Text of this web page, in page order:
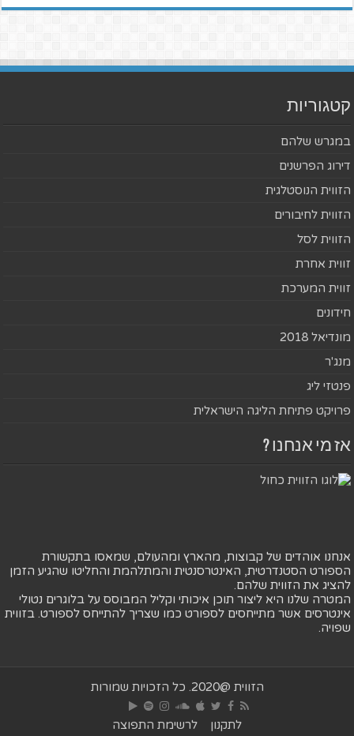
קטגוריות
במגרש שלהם
דירוג הפרשנים
הזווית הנוסטלגית
הזווית לחיבורים
הזווית לסל
זווית אחרת
זווית המערכת
חידונים
מונדיאל 2018
מנג'ר
פנטזי ליג
פרויקט פתיחת הליגה הישראלית
אז מי אנחנו ?
אנחנו אוהדים של קבוצות, מהארץ ומהעולם, שמאסו בתקשורת
הספורט הסטנדרטית, האינטרסנטית והמתלהמת והחליטו שהגיע הזמן
להציג את הזווית שלהם.
המטרה שלנו היא ליצור תוכן איכותי וקליל המבוסס על בלוגרים נטולי
אינטרסים אשר מתייחסים לספורט כמו שצריך להתייחס לספורט. בזווית
שפויה.
הזווית @2020. כל הזכויות שמורות
לתקנון לרשימת התפוצה